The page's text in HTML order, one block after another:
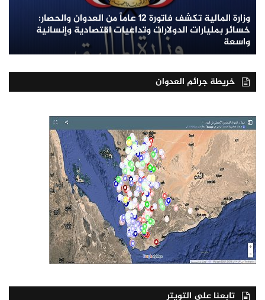
وزارة المالية تكشف فاتورة 12 عاماً من العدوان والحصار:
خسائر بمليارات الدولارات وتداعيات اقتصادية وإنسانية
واسعة
خريطة جرائم العدوان
تابعنا على التويتر